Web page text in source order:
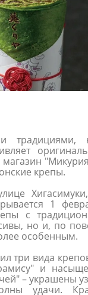
крепы.
1
с
но и, по
особенным.
три вида
и
– украшены
удачи.